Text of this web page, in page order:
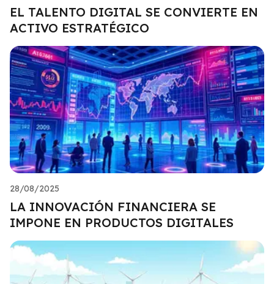
EL TALENTO DIGITAL SE CONVIERTE EN
ACTIVO ESTRATÉGICO
28/08/2025
LA INNOVACIÓN FINANCIERA SE
IMPONE EN PRODUCTOS DIGITALES